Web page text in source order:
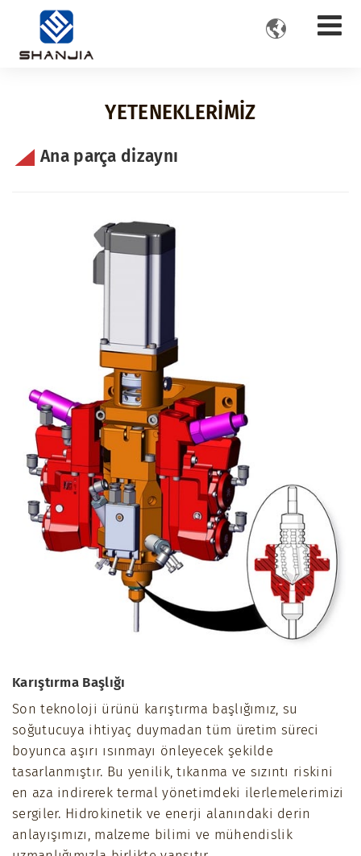

YETENEKLERIMIZ
Ana parça dizaynı
Karıştırma Başlığı
Son teknoloji ürünü karıştırma başlığımız, su
soğutucuya ihtiyaç duymadan tüm üretim süreci
boyunca aşırı ısınmayı önleyecek şekilde
tasarlanmıştır. Bu yenilik, tıkanma ve sızıntı riskini
en aza indirerek termal yönetimdeki ilerlemelerimizi
sergiler. Hidrokinetik ve enerji alanındaki derin
anlayışımızı, malzeme bilimi ve mühendislik